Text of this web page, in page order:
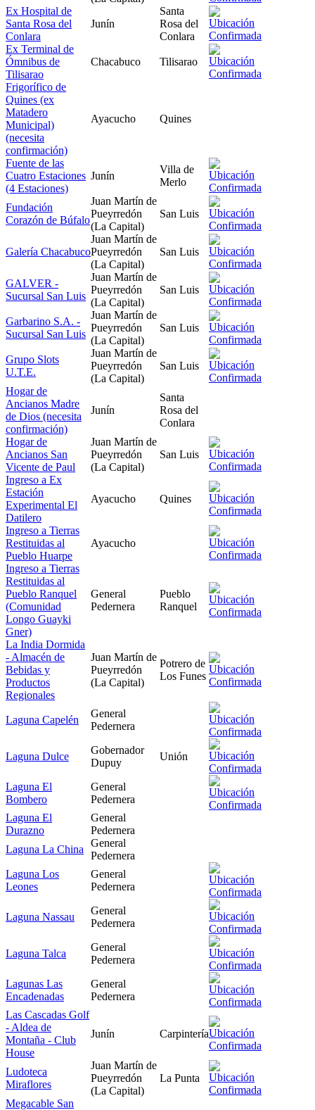
Ex Hospital de
Santa Rosa del
Conlara
Junín
Santa
Rosa del
Conlara
Ex Terminal de
Ómnibus de
Tilisarao
Chacabuco Tilisarao
Frigorífico de
Quines (ex
Matadero
Municipal)
(necesita
confirmación)
Ayacucho Quines
Fuente de las
Cuatro Estaciones
(4 Estaciones)
Junín
Villa de
Merlo
Fundación
Corazón de Búfalo
Juan Martín de
Pueyrredón
(La Capital)
San Luis
Galería Chacabuco
Juan Martín de
Pueyrredón
(La Capital)
San Luis
GALVER -
Sucursal San Luis
Juan Martín de
Pueyrredón
(La Capital)
San Luis
Garbarino S.A. -
Sucursal San Luis
Juan Martín de
Pueyrredón
(La Capital)
San Luis
Grupo Slots
U.T.E.
Juan Martín de
Pueyrredón
(La Capital)
San Luis
Hogar de
Ancianos Madre
de Dios (necesita
confirmación)
Junín
Santa
Rosa del
Conlara
Hogar de
Ancianos San
Vicente de Paul
Juan Martín de
Pueyrredón
(La Capital)
San Luis
Ingreso a Ex
Estación
Experimental El
Datilero
Ayacucho Quines
Ingreso a Tierras
Restituidas al
Pueblo Huarpe
Ayacucho
Ingreso a Tierras
Restituidas al
Pueblo Ranquel
(Comunidad
Longo Guayki
Gner)
General
Pedernera
Pueblo
Ranquel
La India Dormida
- Almacén de
Bebidas y
Productos
Regionales
Juan Martín de
Pueyrredón
(La Capital)
Potrero de
Los Funes
Laguna Capelén
General
Pedernera
Laguna Dulce
Gobernador
Dupuy
Unión
Laguna El
Bombero
General
Pedernera
Laguna El
Durazno
General
Pedernera
Laguna La China
General
Pedernera
Laguna Los
Leones
General
Pedernera
Laguna Nassau
General
Pedernera
Laguna Talca
General
Pedernera
Lagunas Las
Encadenadas
General
Pedernera
Las Cascadas Golf
- Aldea de
Montaña - Club
House
Junín Carpintería
Ludoteca
Miraflores
Juan Martín de
Pueyrredón
(La Capital)
La Punta
Megacable San